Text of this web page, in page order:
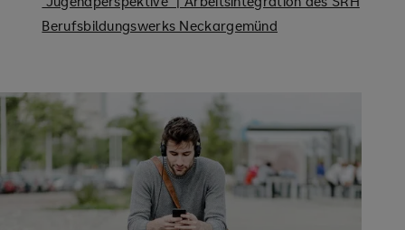
Berufsbildungswerks Neckargemünd